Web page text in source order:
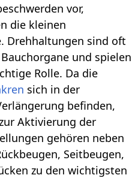
vor,
die kleinen
Drehhaltungen sind oft
und spielen
Rolle. Da die
sich in der
befinden,
Aktivierung der
gehören neben
Seitbeugen,
zu den wichtigsten